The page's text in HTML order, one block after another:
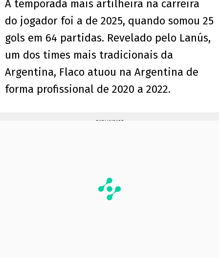
A temporada mais artilheira na carreira
do jogador foi a de 2025, quando somou 25
gols em 64 partidas. Revelado pelo Lanús,
um dos times mais tradicionais da
Argentina, Flaco atuou na Argentina de
forma profissional de 2020 a 2022.
PUBLICIDADE